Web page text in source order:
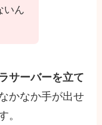
いん
サーバーを立て
かなか手が出せ
。